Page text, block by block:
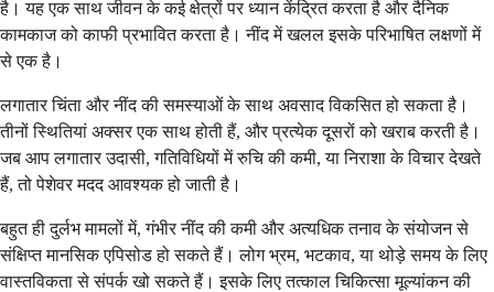
है। यह एक साथ जीवन के कई क्षेत्रों पर ध्यान केंद्रित करता है और दैनिक
कामकाज को काफी प्रभावित करता है। नींद में खलल इसके परिभाषित लक्षणों में
से एक है।
लगातार चिंता और नींद की समस्याओं के साथ अवसाद विकसित हो सकता है।
तीनों स्थितियां अक्सर एक साथ होती हैं, और प्रत्येक दूसरों को खराब करती है।
जब आप लगातार उदासी, गतिविधियों में रुचि की कमी, या निराशा के विचार देखते
हैं, तो पेशेवर मदद आवश्यक हो जाती है।
बहुत ही दुर्लभ मामलों में, गंभीर नींद की कमी और अत्यधिक तनाव के संयोजन से
संक्षिप्त मानसिक एपिसोड हो सकते हैं। लोग भ्रम, भटकाव, या थोड़े समय के लिए
वास्तविकता से संपर्क खो सकते हैं। इसके लिए तत्काल चिकित्सा मूल्यांकन की